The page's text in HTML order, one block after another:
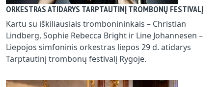
ORKESTRAS ATIDARYS TARPTAUTINĮ TROMBONŲ FESTIVALĮ
Kartu su iškiliausiais trombonininkais – Christian
Lindberg, Sophie Rebecca Bright ir Line Johannesen –
Liepojos simfoninis orkestras liepos 29 d. atidarys
Tarptautinį trombonų festivalį Rygoje.